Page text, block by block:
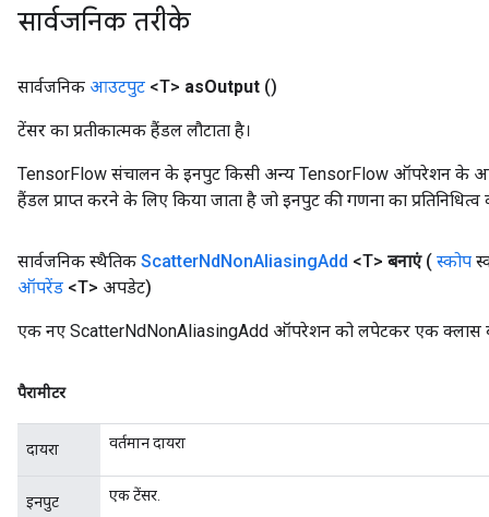
सार्वजनिक तरीके
सार्वजनिक आउटपुट <T> asOutput ()
टेंसर का प्रतीकात्मक हैंडल लौटाता है।
TensorFlow संचालन के इनपुट किसी अन्य TensorFlow ऑपरेशन के
हैंडल प्राप्त करने के लिए किया जाता है जो इनपुट की गणना का प्रतिनिधित्व
सार्वजनिक स्थैतिक ScatterNdNonAliasingAdd <T> बनाएं ( स्कोप
ऑपरेंड <T> अपडेट)
एक नए ScatterNdNonAliasingAdd ऑपरेशन को लपेटकर एक क्लास
पैरामीटर
दायरा वर्तमान दायरा
इनपुट एक टेंसर.